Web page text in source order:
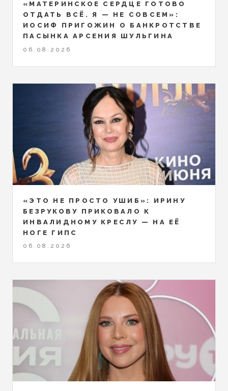
«МАТЕРИНСКОЕ СЕРДЦЕ ГОТОВО
ОТДАТЬ ВСЁ. Я — НЕ СОВСЕМ»:
ИОСИФ ПРИГОЖИН О БАНКРОТСТВЕ
ПАСЫНКА АРСЕНИЯ ШУЛЬГИНА
06.08.2026
«ЭТО НЕ ПРОСТО УШИБ»: ИРИНУ
БЕЗРУКОВУ ПРИКОВАЛО К
ИНВАЛИДНОМУ КРЕСЛУ — НА ЕЁ
НОГЕ ГИПС
06.08.2026